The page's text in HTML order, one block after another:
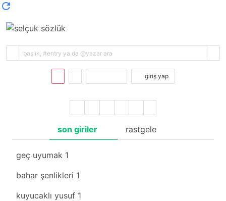
giriş yap
son giriler rastgele
geç uyumak 1
bahar şenlikleri 1
kuyucaklı yusuf 1